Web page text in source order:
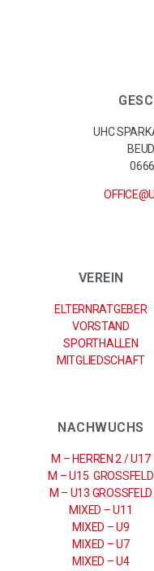
UHC
VEREIN
ELTERNRATGEBER
VORSTAND
SPORTHALLEN
MITGLIEDSCHAFT
NACHWUCHS
M – HERREN 2 / U17
M – U15 GROSSFELD
M – U13 GROSSFELD
MIXED – U11
MIXED – U9
MIXED – U7
MIXED – U4